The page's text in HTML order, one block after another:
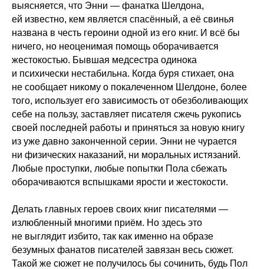
выясняется, что Энни — фанатка Шелдона,
ей известно, кем является спасённый, а её свинья
названа в честь героини одной из его книг. И всё бы
ничего, но неоценимая помощь оборачивается
жестокостью. Бывшая медсестра одинока
и психически нестабильна. Когда буря стихает, она
не сообщает никому о покалеченном Шелдоне, более
того, использует его зависимость от обезболивающих
себе на пользу, заставляет писателя сжечь рукопись
своей последней работы и приняться за новую книгу
из уже давно законченной серии. Энни не чурается
ни физических наказаний, ни моральных истязаний.
Любые проступки, любые попытки Пола сбежать
оборачиваются вспышками ярости и жестокости.
Делать главных героев своих книг писателями —
излюбленный многими приём. Но здесь это
не выглядит избито, так как именно на образе
безумных фанатов писателей завязан весь сюжет.
Такой же сюжет не получилось бы сочинить, будь Пол